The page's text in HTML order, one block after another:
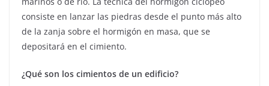
consiste en lanzar las piedras desde el punto más alto
de la zanja sobre el hormigón en masa, que se
depositará en el cimiento.
¿Qué son los cimientos de un edificio?